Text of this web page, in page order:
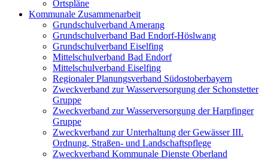
Ortspläne
Kommunale Zusammenarbeit
Grundschulverband Amerang
Grundschulverband Bad Endorf-Höslwang
Grundschulverband Eiselfing
Mittelschulverband Bad Endorf
Mittelschulverband Eiselfing
Regionaler Planungsverband Südostoberbayern
Zweckverband zur Wasserversorgung der Schonstetter
Gruppe
Zweckverband zur Wasserversorgung der Harpfinger
Gruppe
Zweckverband zur Unterhaltung der Gewässer III.
Ordnung, Straßen- und Landschaftspflege
Zweckverband Kommunale Dienste Oberland